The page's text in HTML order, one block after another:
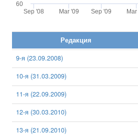
Sep '08 Mar '09 Sep '09
60
Редакция
9-я (23.09.2008)
10-я (31.03.2009)
11-я (22.09.2009)
12-я (30.03.2010)
13-я (21.09.2010)